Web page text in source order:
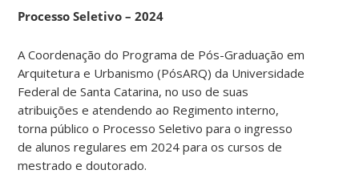
Processo Seletivo – 2024
A Coordenação do Programa de Pós-Graduação em
Arquitetura e Urbanismo (PósARQ) da Universidade
Federal de Santa Catarina, no uso de suas
atribuições e atendendo ao Regimento interno,
torna público o Processo Seletivo para o ingresso
de alunos regulares em 2024 para os cursos de
mestrado e doutorado.